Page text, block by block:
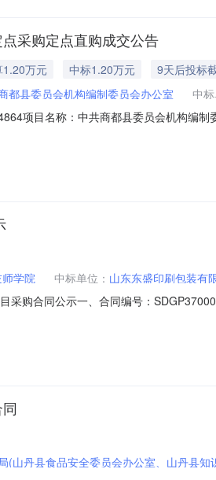
采购定点直购成交公告
1.20万元 中标1.20万元
9天后投标
都县委员会机构编制委员会办公室 中标
项目名称：中共商都县委员会机构编
子卖场（定点服务采购）二、需求明细
学院 中标单位： 山东东盛印刷包装有
采购合同公示一、合同编号：
盛印刷包装有限公司地址：山东省济南
(山丹县食品安全委员会办公室、山丹县知